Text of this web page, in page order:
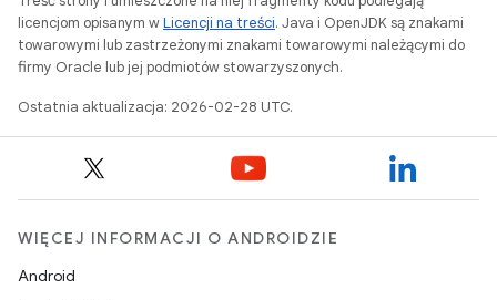
licencjom opisanym wLicencji na treści. Java i OpenJDK są znakami
towarowymi lub zastrzeżonymi znakami towarowymi należącymi do
firmy Oracle lub jej podmiotów stowarzyszonych.
Ostatnia aktualizacja: 2026-02-28 UTC.
WIĘCEJ INFORMACJI O ANDROIDZIE
Android